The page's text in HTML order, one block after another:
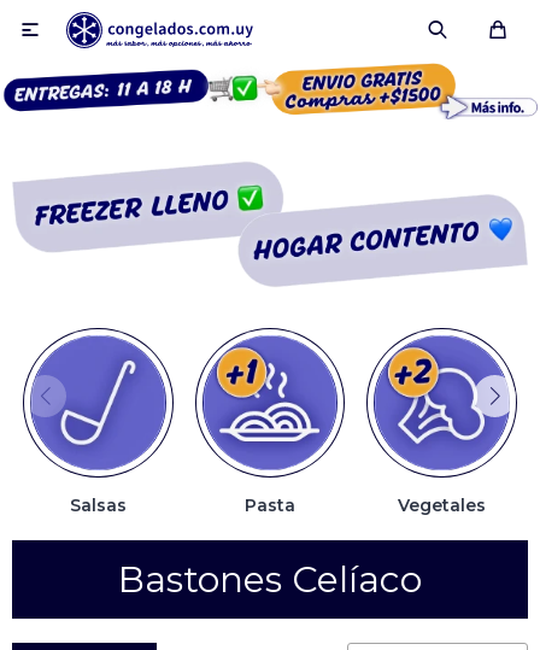

Salsas Pasta Vegetales
Bastones Celíaco
Smoothies
Fruta congelada
Pulpas
Pizzas
Otros
Arrolladitos primavera
Croquetas